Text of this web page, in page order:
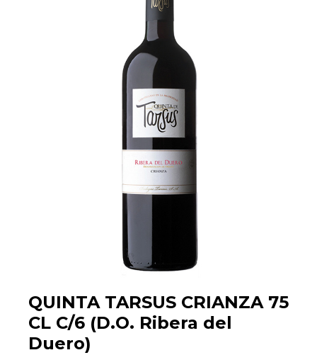
QUINTA TARSUS CRIANZA 75
CL C/6 (D.O. Ribera del
Duero)